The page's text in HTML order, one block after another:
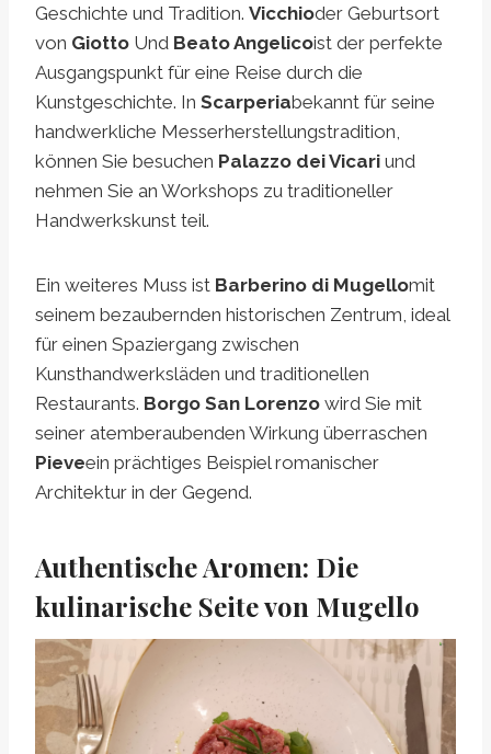
Geschichte und Tradition. Vicchioder Geburtsort
von Giotto Und Beato Angelicoist der perfekte
Ausgangspunkt für eine Reise durch die
Kunstgeschichte. In Scarperiabekannt für seine
handwerkliche Messerherstellungstradition,
können Sie besuchen Palazzo dei Vicari und
nehmen Sie an Workshops zu traditioneller
Handwerkskunst teil.
Ein weiteres Muss ist Barberino di Mugellomit
seinem bezaubernden historischen Zentrum, ideal
für einen Spaziergang zwischen
Kunsthandwerksläden und traditionellen
Restaurants. Borgo San Lorenzo wird Sie mit
seiner atemberaubenden Wirkung überraschen
Pieveein prächtiges Beispiel romanischer
Architektur in der Gegend.
Authentische Aromen: Die
kulinarische Seite von Mugello